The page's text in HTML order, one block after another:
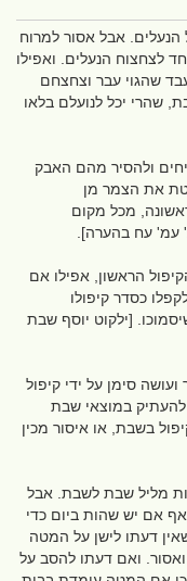
אבל אסור למרוח
לצחצוח הנעלים. ואפילו
שהגוי עבר וצחצחם
שהרי יכל לנועלם בלאו
ולהסיר מהם האבק
את הצמר מן
מכל מקום
עמ' עח בהערה].
הראשון, אפילו אם
כסדר קיפולו
[ילקוט יוסף שבת
סימן על ידי קיפול
להעתיק במוצאי שבת
בשבת, או איסור מכין
מליל שבת לשבת. אבל
אם יש שהות ביום כדי
דעתו לישן על המטה
ואם דעתו להסב על